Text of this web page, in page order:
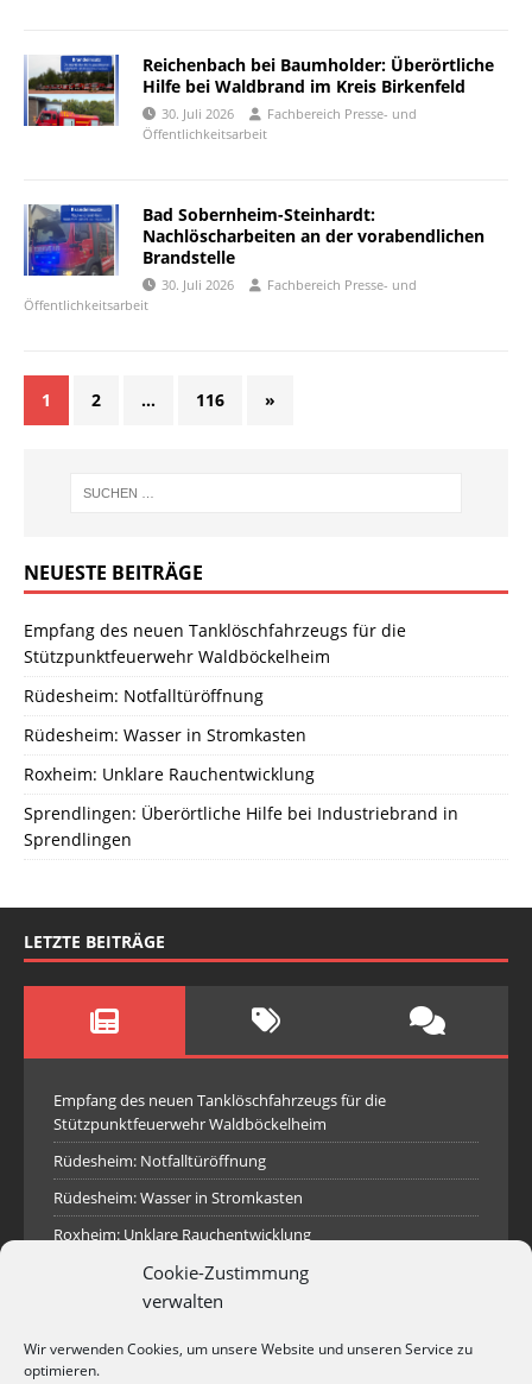
Cookie-Zustimmung
verwalten
Wir verwenden Cookies, um unsere Website und unseren Service zu
optimieren.
Reichenbach bei Baumholder: Überörtliche
Hilfe bei Waldbrand im Kreis Birkenfeld
30. Juli 2026
Fachbereich Presse- und
Öffentlichkeitsarbeit
Bad Sobernheim-Steinhardt:
Nachlöscharbeiten an der vorabendlichen
Brandstelle
30. Juli 2026
Fachbereich Presse- und
Öffentlichkeitsarbeit
1 2 … 116 »
NEUESTE BEITRÄGE
Empfang des neuen Tanklöschfahrzeugs für die
Stützpunktfeuerwehr Waldböckelheim
Rüdesheim: Notfalltüröffnung
Rüdesheim: Wasser in Stromkasten
Roxheim: Unklare Rauchentwicklung
Sprendlingen: Überörtliche Hilfe bei Industriebrand in
Sprendlingen
LETZTE BEITRÄGE
Empfang des neuen Tanklöschfahrzeugs für die
Stützpunktfeuerwehr Waldböckelheim
Rüdesheim: Notfalltüröffnung
Rüdesheim: Wasser in Stromkasten
Roxheim: Unklare Rauchentwicklung
Sprendlingen: Überörtliche Hilfe bei Industriebrand in
Sprendlingen
Rüdesheim: Aufgerissener Dieseltank